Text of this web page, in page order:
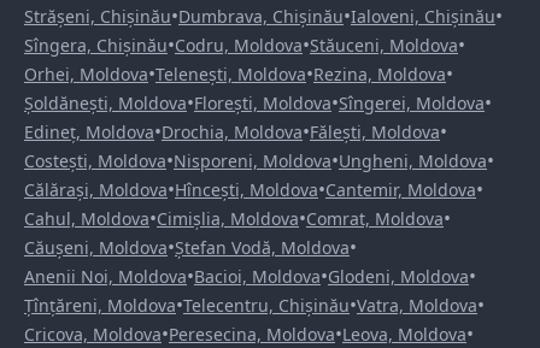
Strășeni, Chișinău•Dumbrava, Chișinău•Ialoveni, Chișinău•
Sîngera, Chișinău•Codru, Moldova•Stăuceni, Moldova•
Orhei, Moldova•Telenești, Moldova•Rezina, Moldova•
Șoldănești, Moldova•Florești, Moldova•Sîngerei, Moldova•
Edineț, Moldova•Drochia, Moldova•Fălești, Moldova•
Costești, Moldova•Nisporeni, Moldova•Ungheni, Moldova•
Călărași, Moldova•Hîncești, Moldova•Cantemir, Moldova•
Cahul, Moldova•Cimișlia, Moldova•Comrat, Moldova•
Căușeni, Moldova•Ștefan Vodă, Moldova•
Anenii Noi, Moldova•Bacioi, Moldova•Glodeni, Moldova•
Țînțăreni, Moldova•Telecentru, Chișinău•Vatra, Moldova•
Cricova, Moldova•Peresecina, Moldova•Leova, Moldova•